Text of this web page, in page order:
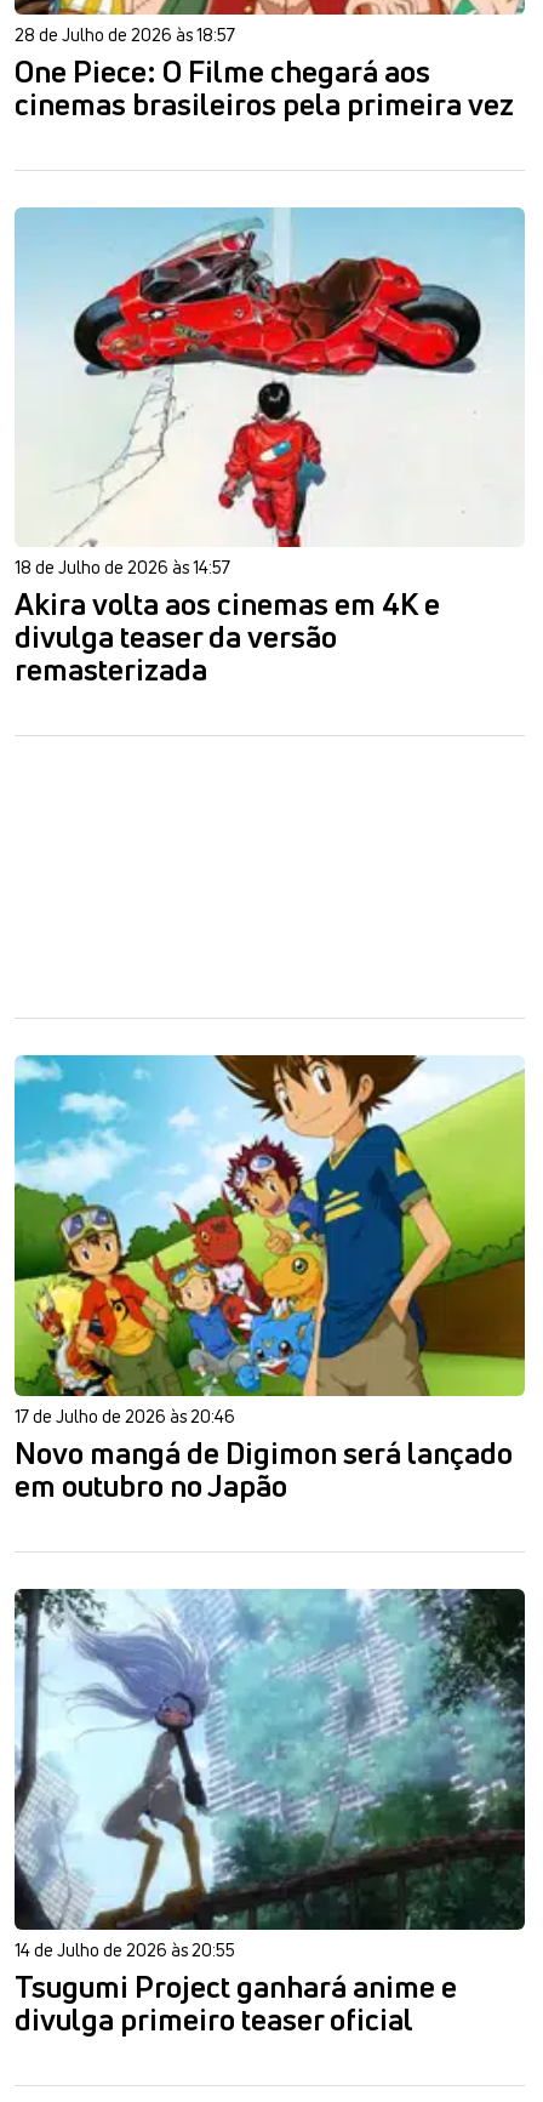
28 de Julho de 2026 às 18:57
One Piece: O Filme chegará aos
cinemas brasileiros pela primeira vez
18 de Julho de 2026 às 14:57
Akira volta aos cinemas em 4K e
divulga teaser da versão
remasterizada
17 de Julho de 2026 às 20:46
Novo mangá de Digimon será lançado
em outubro no Japão
14 de Julho de 2026 às 20:55
Tsugumi Project ganhará anime e
divulga primeiro teaser oficial